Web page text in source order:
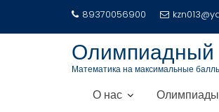
89370056900
Математика на максимальные
О нас Олимпиады